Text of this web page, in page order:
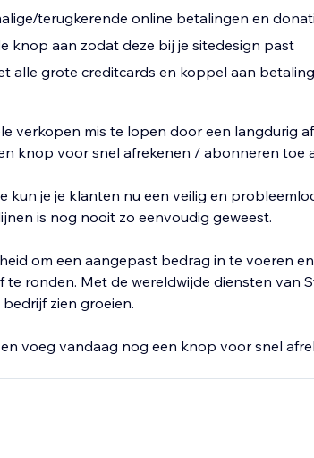
terugkerende online betalingen en
knop aan zodat deze bij je sitedesign past
alle grote creditcards en koppel aan
verkopen mis te lopen door een langdurig
knop voor snel afrekenen / abonneren toe
kun je je klanten nu een veilig en
is nog nooit zo eenvoudig geweest.
om een aangepast bedrag in te voeren
ronden. Met de wereldwijde diensten van
zien groeien.
voeg vandaag nog een knop voor snel